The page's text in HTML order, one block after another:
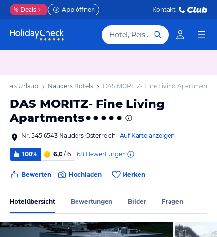
% Deals App öffnen Kontakt
Hotel, Reiseziel
Urlaub Nauders Hotels DAS MORITZ- Fine Living Apartments
DAS MORITZ- Fine Living
Apartments
Nr. 545 6543 Nauders Österreich Auf Karte anzeigen
100% 6,0 / 6 68 Bewertungen
Bewerten Hochladen Merken
Hotelübersicht Bewertungen Bilder Fragen